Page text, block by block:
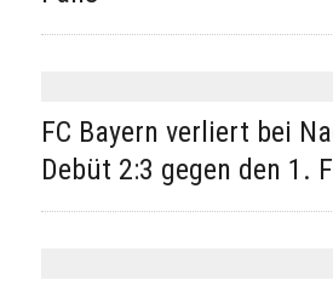
FC Bayern verliert bei
Debüt 2:3 gegen den 1.